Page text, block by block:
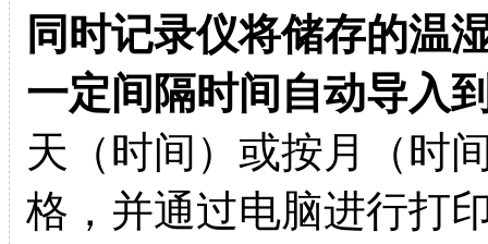
同时记录仪将储存的温
一定间隔时间自动导入
天（时间）或按月（时
格，并通过电脑进行打